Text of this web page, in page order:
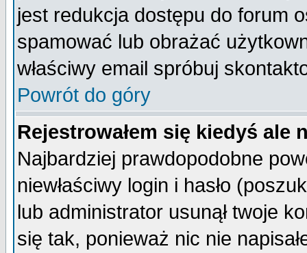
jest redukcja dostępu do forum
spamować lub obrażać
właściwy email spróbuj
Powrót do góry
Rejestrowałem się kiedyś ale
Najbardziej prawdopodobne
niewłaściwy login i hasło
lub administrator usunął twoje
się tak, ponieważ nic nie